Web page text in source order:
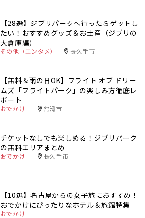
【28選】ジブリパークへ行ったらゲットし
たい！おすすめグッズ＆お土産（ジブリの
大倉庫編）
その他（エンタメ） 長久手市
【無料＆雨の日OK】フライト オブ ドリー
ムズ「フライトパーク」の楽しみ方徹底レ
ポート
おでかけ 常滑市
チケットなしでも楽しめる！ジブリパーク
の無料エリアまとめ
おでかけ 長久手市
【10選】名古屋からの女子旅におすすめ！
おでかけにぴったりなホテル＆旅館特集
おでかけ